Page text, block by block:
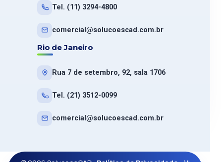
Tel. (11) 3294-4800
comercial@solucoescad.com.br
Rio de Janeiro
Rua 7 de setembro, 92, sala 1706
Tel. (21) 3512-0099
comercial@solucoescad.com.br